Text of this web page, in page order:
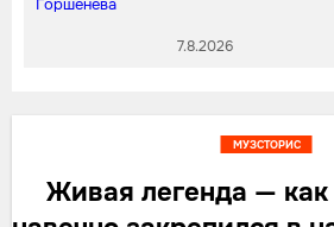
7.8.2026
Живая легенда —
МУЗСТОРИС